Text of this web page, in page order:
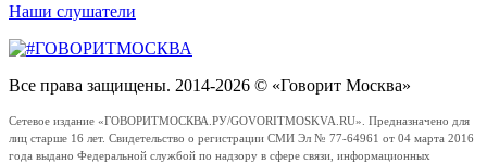
Наши слушатели
Все права защищены. 2014-2026 © «Говорит Москва»
Сетевое издание «ГОВОРИТМОСКВА.РУ/GOVORITMOSKVA.RU». Предназначено для
лиц старше 16 лет. Свидетельство о регистрации СМИ Эл № 77-64961 от 04 марта 2016
года выдано Федеральной службой по надзору в сфере связи, информационных